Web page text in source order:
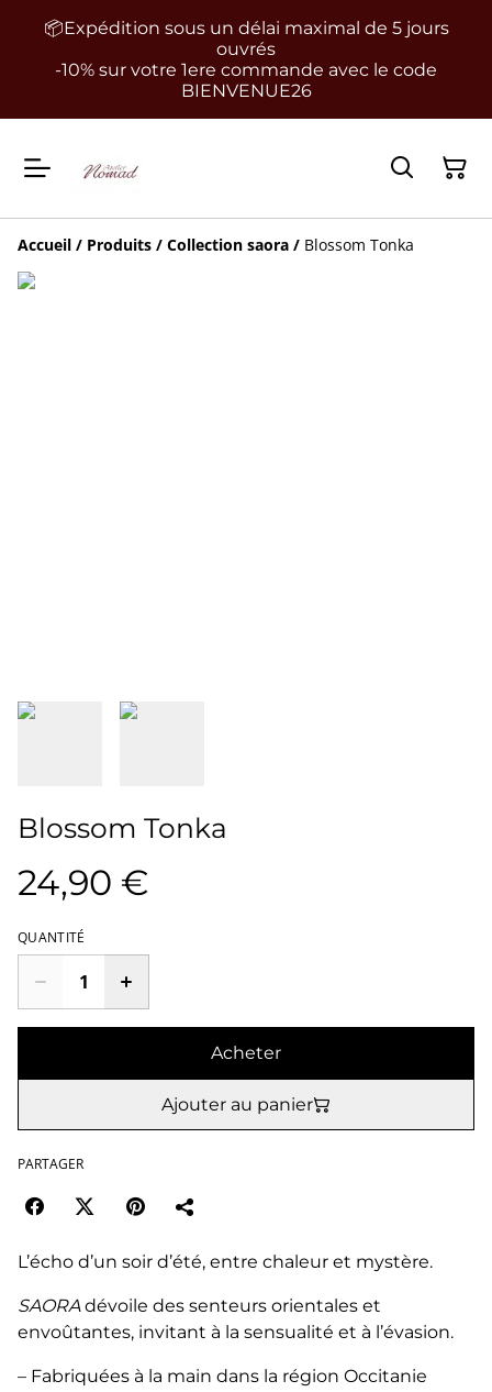
📦Expédition sous un délai maximal de 5 jours
ouvrés
-10% sur votre 1ere commande avec le code
BIENVENUE26
Accueil / Produits / Collection saora / Blossom Tonka
Blossom Tonka
24,90 €
QUANTITÉ
Acheter
Ajouter au panier
PARTAGER
L’écho d’un soir d’été, entre chaleur et mystère.
SAORAdévoile des senteurs orientales et
envoûtantes, invitant à la sensualité et à l’évasion.
– Fabriquées à la main dans la région Occitanie